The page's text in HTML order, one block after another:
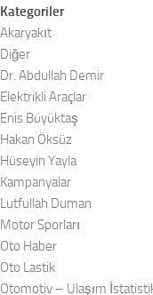
Kategoriler
Akaryakıt
Diğer
Dr. Abdullah Demir
Elektrikli Araçlar
Enis Büyüktaş
Hakan Öksüz
Hüseyin Yayla
Kampanyalar
Lutfullah Duman
Motor Sporları
Oto Haber
Oto Lastik
Otomotiv – Ulaşım